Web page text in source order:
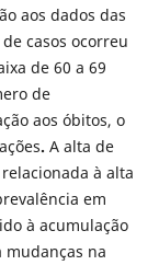
aos dados das
casos ocorreu
de 60 a 69
de
aos óbitos, o
. A alta de
à alta
em
à acumulação
mudanças na